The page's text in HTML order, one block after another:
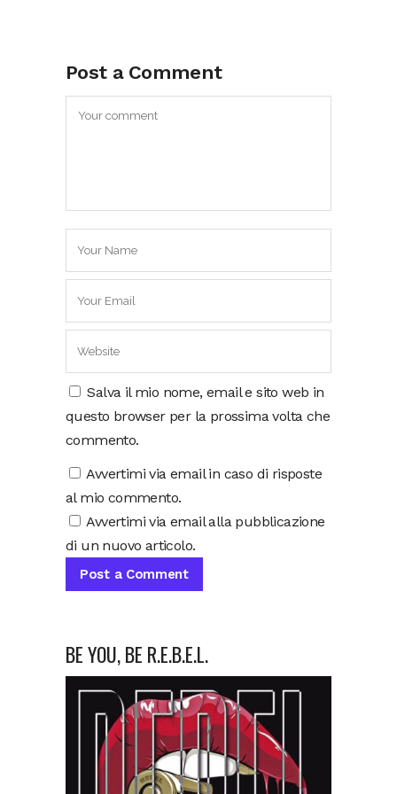
Post a Comment
Salva il mio nome, email e sito web in
questo browser per la prossima volta che
commento.
Avvertimi via email in caso di risposte
al mio commento.
Avvertimi via email alla pubblicazione
di un nuovo articolo.
BE YOU, BE R.E.B.E.L.